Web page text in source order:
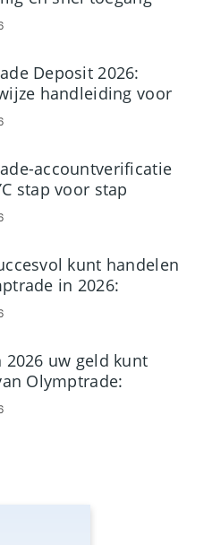
uw account
Deposit 2026:
handleiding voor
van geld, kosten
accountverificatie
stap voor stap
kunt handelen
in 2026:
en
2026 uw geld kunt
Olymptrade:
en kosten